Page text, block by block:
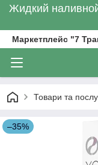
Жидкий
Маркетплейс "7
Товари та
–35%